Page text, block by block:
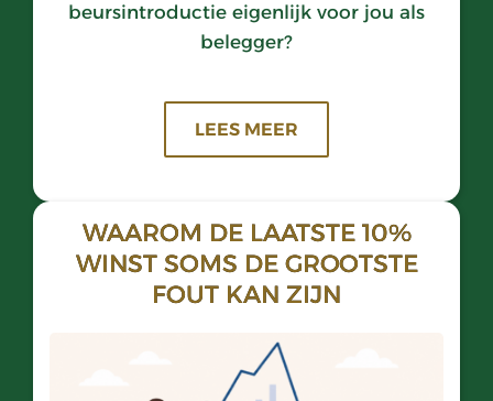
beursintroductie eigenlijk voor jou als
belegger?
LEES MEER
WAAROM DE LAATSTE 10%
WINST SOMS DE GROOTSTE
FOUT KAN ZIJN